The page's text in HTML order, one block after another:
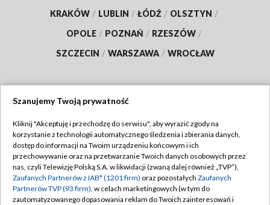
KRAKÓW / LUBLIN / ŁÓDŹ / OLSZTYN /
OPOLE / POZNAŃ / RZESZÓW /
SZCZECIN / WARSZAWA / WROCŁAW
TVP
Abonament TVP
Emisja w TVP
Centrum informacji TVP
Regulamin TVP
Polityka prywatności
Moje zgody
Szanujemy Twoją prywatność
Kliknij "Akceptuję i przechodzę do serwisu", aby wyrazić zgody na
korzystanie z technologii automatycznego śledzenia i zbierania danych,
dostęp do informacji na Twoim urządzeniu końcowym i ich
przechowywanie oraz na przetwarzanie Twoich danych osobowych przez
nas, czyli Telewizję Polską S.A. w likwidacji (zwaną dalej również „TVP”),
Zaufanych Partnerów z IAB* (1201 firm) oraz pozostałych Zaufanych
Partnerów TVP (93 firm), w celach marketingowych (w tym do
zautomatyzowanego dopasowania reklam do Twoich zainteresowań i